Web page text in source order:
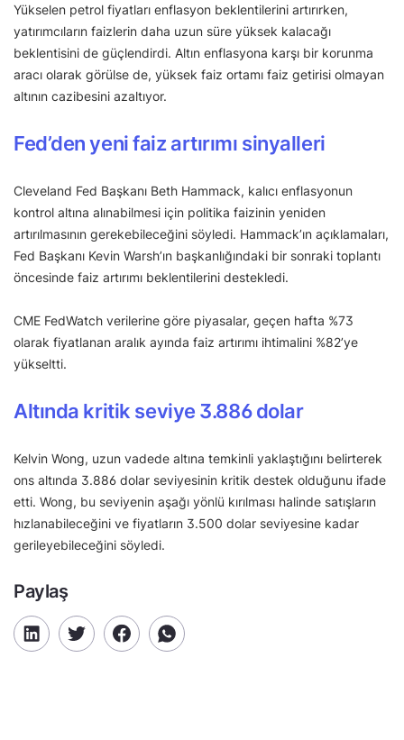
Yükselen petrol fiyatları enflasyon beklentilerini artırırken,
yatırımcıların faizlerin daha uzun süre yüksek kalacağı
beklentisini de güçlendirdi. Altın enflasyona karşı bir korunma
aracı olarak görülse de, yüksek faiz ortamı faiz getirisi olmayan
altının cazibesini azaltıyor.
Fed’den yeni faiz artırımı sinyalleri
Cleveland Fed Başkanı Beth Hammack, kalıcı enflasyonun
kontrol altına alınabilmesi için politika faizinin yeniden
artırılmasının gerekebileceğini söyledi. Hammack’ın açıklamaları,
Fed Başkanı Kevin Warsh’ın başkanlığındaki bir sonraki toplantı
öncesinde faiz artırımı beklentilerini destekledi.
CME FedWatch verilerine göre piyasalar, geçen hafta %73
olarak fiyatlanan aralık ayında faiz artırımı ihtimalini %82’ye
yükseltti.
Altında kritik seviye 3.886 dolar
Kelvin Wong, uzun vadede altına temkinli yaklaştığını belirterek
ons altında 3.886 dolar seviyesinin kritik destek olduğunu ifade
etti. Wong, bu seviyenin aşağı yönlü kırılması halinde satışların
hızlanabileceğini ve fiyatların 3.500 dolar seviyesine kadar
gerileyebileceğini söyledi.
Paylaş